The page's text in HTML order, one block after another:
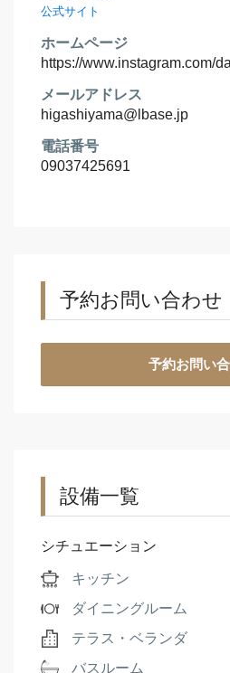
公式サイト
ホームページ
https://www.instagram.com/
メールアドレス
higashiyama@lbase.jp
電話番号
09037425691
予約お問い合わせ
予約お問い
設備一覧
シチュエーション
キッチン
ダイニングルーム
テラス・ベランダ
バスルーム